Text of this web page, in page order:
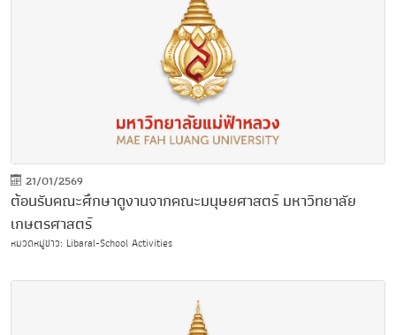
21/01/2569
ต้อนรับคณะศึกษาดูงานจากคณะมนุษยศาสตร์ มหาวิทยาลัย
เกษตรศาสตร์
หมวดหมู่ข่าว: Libaral-School Activities